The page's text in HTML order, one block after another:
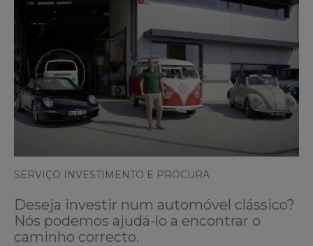
SERVIÇO INVESTIMENTO E PROCURA
Deseja investir num automóvel clássico?
Nós podemos ajudá-lo a encontrar o
caminho correcto.